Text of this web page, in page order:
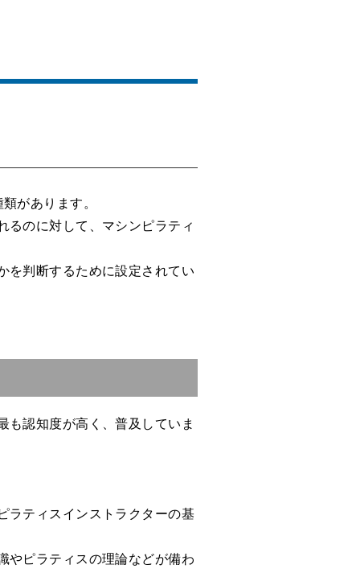
があります。
るのに対して、マシンピラティ
を判断するために設定されてい
も認知度が高く、普及していま
ラティスインストラクターの基
やピラティスの理論などが備わ